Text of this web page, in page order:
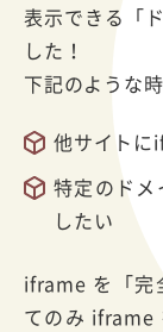
表示できる「
した！
下記のような
他サイトに
特定のド
したい
iframe を「完
てのみ iframe